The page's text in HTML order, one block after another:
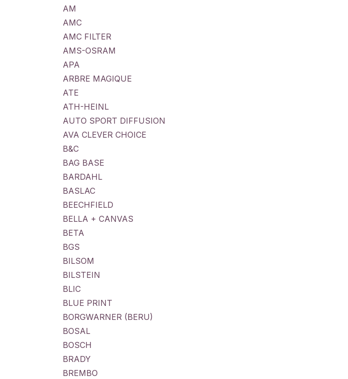
AM
AMC
AMC FILTER
AMS-OSRAM
APA
ARBRE MAGIQUE
ATE
ATH-HEINL
AUTO SPORT DIFFUSION
AVA CLEVER CHOICE
B&C
BAG BASE
BARDAHL
BASLAC
BEECHFIELD
BELLA + CANVAS
BETA
BGS
BILSOM
BILSTEIN
BLIC
BLUE PRINT
BORGWARNER (BERU)
BOSAL
BOSCH
BRADY
BREMBO